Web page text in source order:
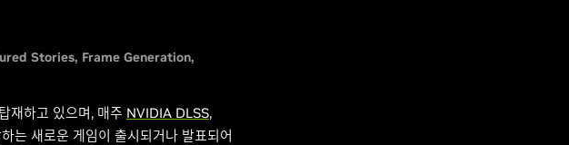
Stories Frame Generation
재하고 있으며, 매주 NVIDIA DLSS,
는 새로운 게임이 출시되거나 발표되어